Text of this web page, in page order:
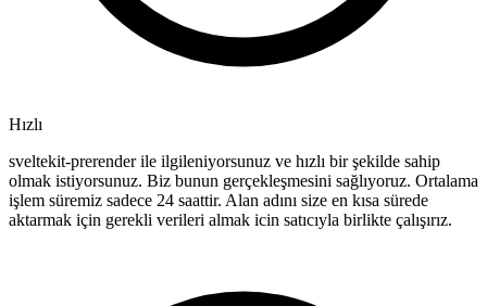
Hızlı
sveltekit-prerender ile ilgileniyorsunuz ve hızlı bir şekilde sahip
olmak istiyorsunuz. Biz bunun gerçekleşmesini sağlıyoruz. Ortalama
işlem süremiz sadece 24 saattir. Alan adını size en kısa sürede
aktarmak için gerekli verileri almak icin satıcıyla birlikte çalışırız.